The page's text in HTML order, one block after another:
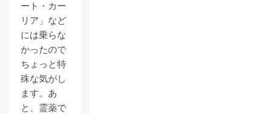
ート・カー
リア」など
には乗らな
かったので
ちょっと特
殊な気がし
ます。あ
と、霊薬で